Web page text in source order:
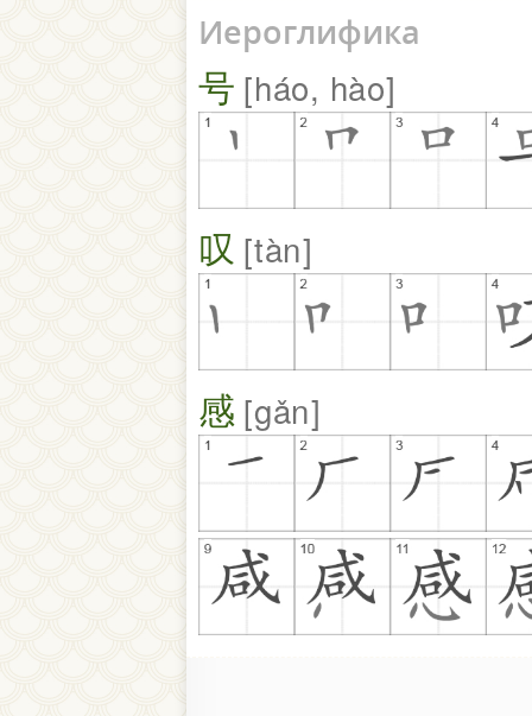
Иероглифика
号 háo, hào
叹 tàn
感 gǎn